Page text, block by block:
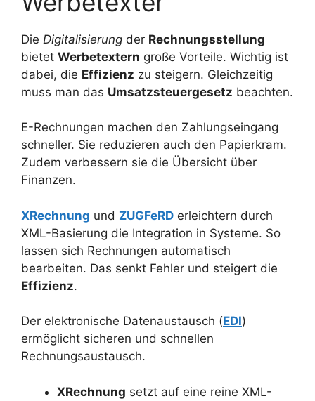
Die Digitalisierung der Rechnungsstellung
bietet Werbetextern große Vorteile. Wichtig ist
dabei, die Effizienz zu steigern. Gleichzeitig
muss man das Umsatzsteuergesetz beachten.
E-Rechnungen machen den Zahlungseingang
schneller. Sie reduzieren auch den Papierkram.
Zudem verbessern sie die Übersicht über
Finanzen.
XRechnung und ZUGFeRD erleichtern durch
XML-Basierung die Integration in Systeme. So
lassen sich Rechnungen automatisch
bearbeiten. Das senkt Fehler und steigert die
Effizienz.
Der elektronische Datenaustausch (EDI)
ermöglicht sicheren und schnellen
Rechnungsaustausch.
XRechnung setzt auf eine reine XML-